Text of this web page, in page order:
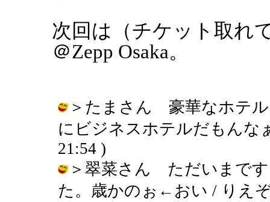
次回は（チケット取れ
＠Zepp Osaka。
＞たまさん 豪華なホテル
にビジネスホテルだもんな
21:54 )
＞翠菜さん ただいまです
た。歳かのぉ←おい / りえぞ